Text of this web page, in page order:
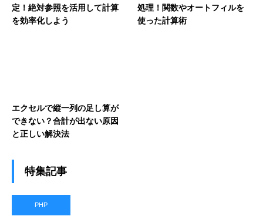
定！絶対参照を活用して計算
を効率化しよう
処理！関数やオートフィルを
使った計算術
エクセルで縦一列の足し算が
できない？合計が出ない原因
と正しい解決法
特集記事
PHP